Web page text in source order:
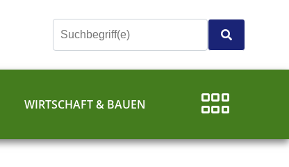
WIRTSCHAFT & BAUEN